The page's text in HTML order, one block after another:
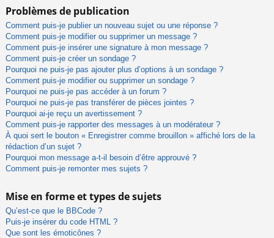
Problèmes de publication
Comment puis-je publier un nouveau sujet ou une réponse ?
Comment puis-je modifier ou supprimer un message ?
Comment puis-je insérer une signature à mon message ?
Comment puis-je créer un sondage ?
Pourquoi ne puis-je pas ajouter plus d’options à un sondage ?
Comment puis-je modifier ou supprimer un sondage ?
Pourquoi ne puis-je pas accéder à un forum ?
Pourquoi ne puis-je pas transférer de pièces jointes ?
Pourquoi ai-je reçu un avertissement ?
Comment puis-je rapporter des messages à un modérateur ?
À quoi sert le bouton « Enregistrer comme brouillon » affiché lors de la
rédaction d’un sujet ?
Pourquoi mon message a-t-il besoin d’être approuvé ?
Comment puis-je remonter mes sujets ?
Mise en forme et types de sujets
Qu’est-ce que le BBCode ?
Puis-je insérer du code HTML ?
Que sont les émoticônes ?